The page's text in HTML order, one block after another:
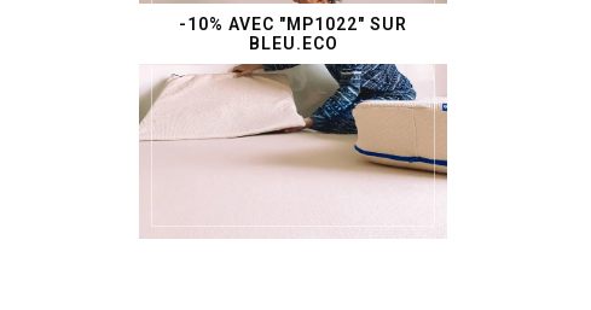
-10% AVEC "MP1022" SUR
BLEU.ECO